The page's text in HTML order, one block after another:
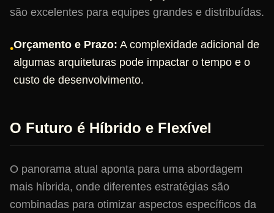
são excelentes para equipes grandes e distribuídas.
•Orçamento e Prazo: A complexidade adicional de
algumas arquiteturas pode impactar o tempo e o
custo de desenvolvimento.
O Futuro é Híbrido e Flexível
O panorama atual aponta para uma abordagem
mais híbrida, onde diferentes estratégias são
combinadas para otimizar aspectos específicos da